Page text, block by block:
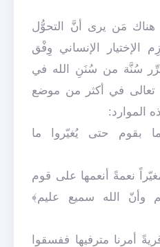
هناك مَن يرى أنَّ التحوُّل
الإختيار الإنساني وِفْق
تُقرِّر سُنَّة من سُنَنِ الله في
تعالى في أكثر من موضع
الموارد:
بقوم حتى يُغيّروا ما
نعمةً أنعمها على قوم
وأنّ الله سميع عليم﴾
أمرنا مترفيها ففسقوا